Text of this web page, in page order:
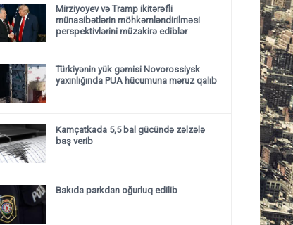
Mirziyoyev və Tramp ikitərəfli
münasibətlərin möhkəmləndirilməsi
perspektivlərini müzakirə ediblər
Türkiyənin yük gəmisi Novorossiysk
yaxınlığında PUA hücumuna məruz qalıb
Kamçatkada 5,5 bal gücündə zəlzələ
baş verib
Bakıda parkdan oğurluq edilib